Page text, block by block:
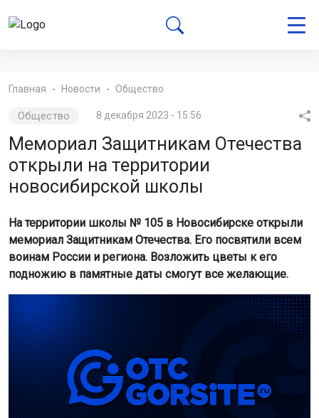
Главная Новости Общество
Общество 8 декабря 2023 - 15:56
Мемориал Защитникам Отечества
открыли на территории
новосибирской школы
На территории школы № 105 в Новосибирске открыли
мемориал Защитникам Отечества. Его посвятили всем
воинам России и региона. Возложить цветы к его
подножию в памятные даты смогут все желающие.